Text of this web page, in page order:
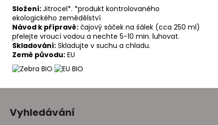
Složení:Jitrocel*. *produkt kontrolovaného
ekologického zemědělství
Návod k přípravě: čajový sáček na šálek (cca 250 ml)
přelejte vroucí vodou a nechte 5-10 min. luhovat.
Skladování: Skladujte v suchu a chladu.
Země původu: EU
Vyhledávání